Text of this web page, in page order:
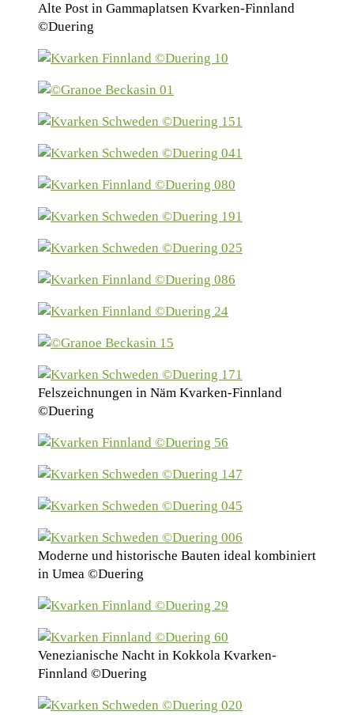
Alte Post in Gammaplatsen Kvarken-Finnland
©Duering
Felszeichnungen in Näm Kvarken-Finnland
©Duering
Moderne und historische Bauten ideal kombiniert
in Umea ©Duering
Venezianische Nacht in Kokkola Kvarken-
Finnland ©Duering